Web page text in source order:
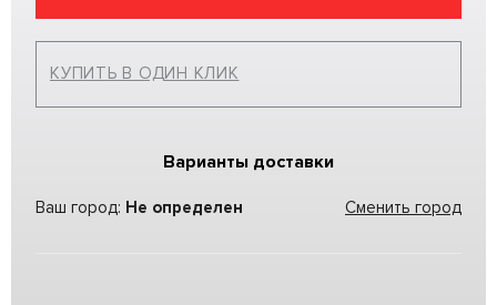
КУПИТЬ В ОДИН КЛИК
Варианты доставки
Ваш город: Не определен Сменить город